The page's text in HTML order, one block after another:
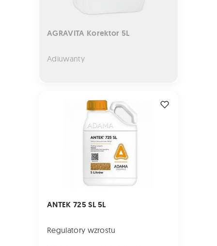
AGRAVITA Korektor 5L
Adiuwanty
ANTEK 725 SL 5L
Regulatory wzrostu